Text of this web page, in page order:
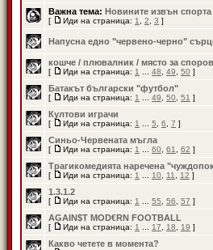
Важна тема: Новините извън спорта
[ Иди на страница: 1 2 3 ]
Напусна едно "червено-черно"
кошче / плювалник / място за
[ Иди на страница: 1 48 49 50 ]
Батакът български "футбол"
[ Иди на страница: 1 49 50 51 ]
Култови играчи
[ Иди на страница: 1 5 6 7 ]
Синьо-Червената мъгла
[ Иди на страница: 1 60 61 62 ]
Трагикомедията наречена
[ Иди на страница: 1 10 11 12 ]
1.3.1.2
[ Иди на страница: 1 55 56 57 ]
AGAIN$T MOD€RN FOOTBALL
[ Иди на страница: 1 17 18 19 ]
Какво четете в момента?